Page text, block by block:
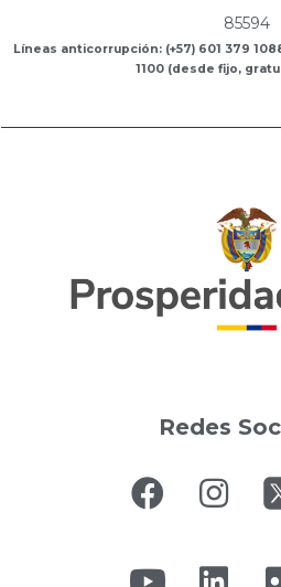
85594
Líneas anticorrupción: (+57) 601 379
1100 (desde fijo,
Redes